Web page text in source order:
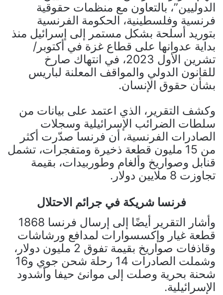
الدوليين”، بالتعاون مع منظمات حقوقية
فرنسية وفلسطينية، الحكومة الفرنسية
بتوريد أسلحة بشكل مستمر إلى إسرائيل منذ
بداية عدوانها على قطاع غزة في أكتوبر/
تشرين الأول 2023، في انتهاك صارخ
للقانون الدولي والمواقف المعلنة لباريس
بشأن حقوق الإنسان.
وكشف التقرير، الذي اعتمد على بيانات من
سلطات الضرائب الإسرائيلية وسجلات
الصادرات الفرنسية، أن فرنسا صدّرت أكثر
من 15 مليون قطعة ذخيرة ومتفجرات، تشمل
قنابل وصواريخ وألغام وطوربيدات، بقيمة
تجاوزت 8 ملايين دولار.
فرنسا شريكة في جرائم الاحتلال
وأشار التقرير أيضًا إلى إرسال فرنسا 1868
قطعة غيار وإكسسوارات لمدافع ورشاشات
وقاذفات صواريخ بقيمة تفوق 2 مليون دولار،
وشملت الصادرات 14 رحلة شحن جوي و16
شحنة بحرية وصلت إلى موانئ حيفا وأشدود
الإسرائيلية.